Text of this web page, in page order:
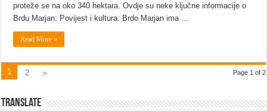
proteže se na oko 340 hektara. Ovdje su neke ključne informacije o
Brdu Marjan: Povijest i kultura: Brdo Marjan ima …
Read More »
Page 1 of 2
1 2 »
Translate